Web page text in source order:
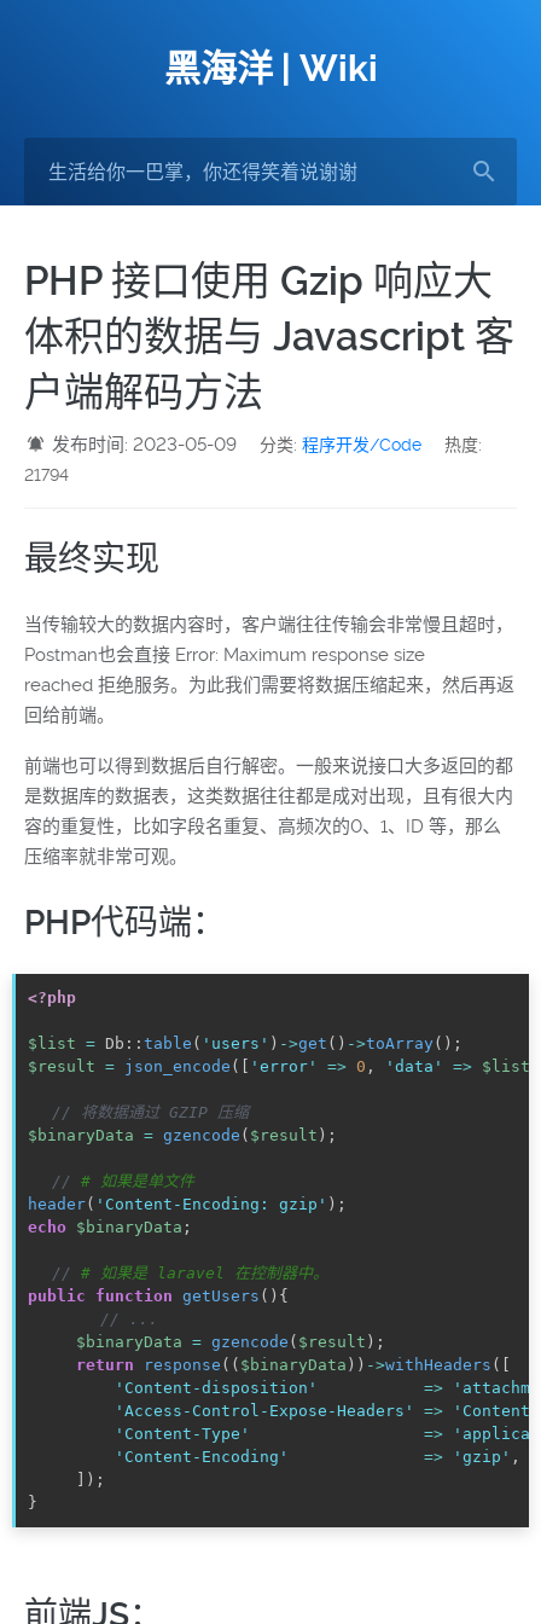
黑海洋 | Wiki
PHP 接口使用 Gzip 响应大
体积的数据与 Javascript 客
户端解码方法
发布时间: 2023-05-09 分类:程序开发/Code
热度:
21794
最终实现
当传输较大的数据内容时，客户端往往传输会非常慢且超时，
Postman也会直接 Error: Maximum response size
reached 拒绝服务。为此我们需要将数据压缩起来，然后再返
回给前端。
前端也可以得到数据后自行解密。一般来说接口大多返回的都
是数据库的数据表，这类数据往往都是成对出现，且有很大内
容的重复性，比如字段名重复、高频次的0、1、ID 等，那么
压缩率就非常可观。
PHP代码端：
<?php
$list = Db : : table ( 'users' ) ->get ( ) ->toArray( ) ;
$result = json_encode ( 'error' => 0 , 'data' => $list
// 将数据通过 GZIP 压缩
$binaryData = gzencode ( $result ) ;
// # 如果是单文件
header( 'Content-Encoding: gzip' ) ;
echo $binaryData ;
// # 如果是 laravel 在控制器中。
public
function getUsers ( ) {
// ...
$binaryData = gzencode ( $result ) ;
return
response ( ( $binaryData ) ) ->withHeaders (
'Content-disposition'
=>
'Access-Control-Expose-Headers'
=>
'Content-Type'
=>
'Content-Encoding'
=> 'gzip' ,
) ;
}
前端JS：